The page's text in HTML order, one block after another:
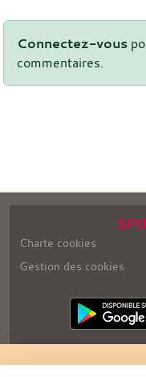
Connectez-vous
commentaires.
Charte cookies
Gestion des cookies